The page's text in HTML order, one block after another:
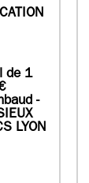
de 1
-
LYON